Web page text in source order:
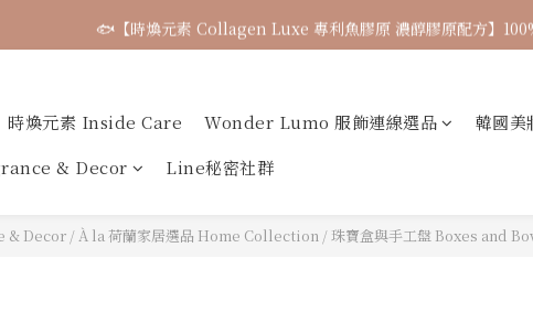
🌈七月涼感韓貨新品連線 已收單🌈
🐟【時煥元素 Collagen Luxe 專利魚膠原 濃醇膠原配方】
🌈七月涼感韓貨新品連線 已收單🌈
時煥元素 Inside Care Wonder Lumo 服飾連線選品
韓國
& Decor
Line秘密社群
& Decor /À la 荷蘭家居選品 Home Collection /珠寶盒與手工盤 Boxes and